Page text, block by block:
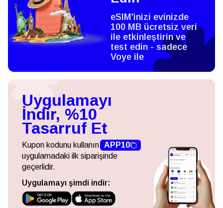
eSIM'inizi evinizde
100 MB ücretsiz veri
ile etkinleştirin ve
test edin - sadece
Voye ile
Uygulamayı
İndir, %10
Tasarruf Et
Kupon kodunu kullanın APP10
uygulamadaki ilk siparişinde
geçerlidir.
Uygulamayı şimdi indir: